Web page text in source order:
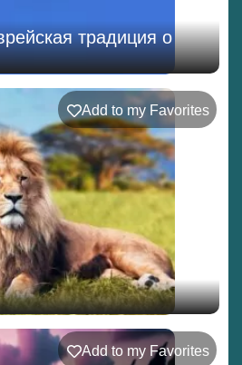
традиция о
Add to my Favorites
Add to my Favorites